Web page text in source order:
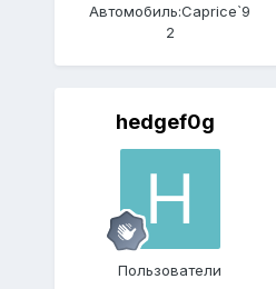
Автомобиль:Caprice`9
2
hedgef0g
Пользователи